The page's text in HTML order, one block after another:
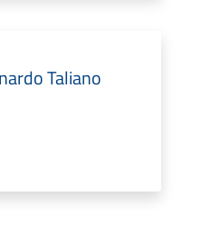
Taliano